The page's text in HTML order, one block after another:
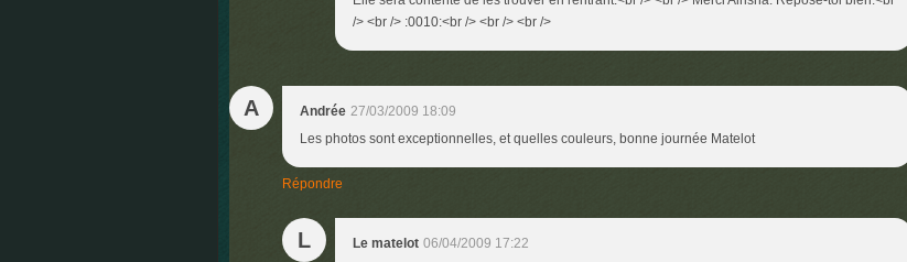
/> <br /> :0010:<br /> <br /> <br />
A Andrée 27/03/2009 18:09
Les photos sont exceptionnelles, et quelles couleurs, bonne journée Matelot
Répondre
L Le matelot 06/04/2009 17:22